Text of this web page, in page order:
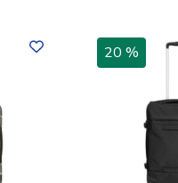
20 %